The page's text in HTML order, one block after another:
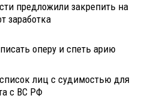
предложили закрепить на
заработка
оперу и спеть арию
лиц с судимостью для
с ВС РФ